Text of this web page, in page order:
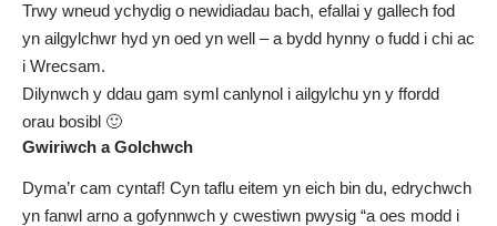
Trwy wneud ychydig o newidiadau bach, efallai y gallech fod
yn ailgylchwr hyd yn oed yn well – a bydd hynny o fudd i chi ac
i Wrecsam.
Dilynwch y ddau gam syml canlynol i ailgylchu yn y ffordd
orau bosibl 🙂
Gwiriwch a Golchwch
Dyma’r cam cyntaf! Cyn taflu eitem yn eich bin du, edrychwch
yn fanwl arno a gofynnwch y cwestiwn pwysig “a oes modd i